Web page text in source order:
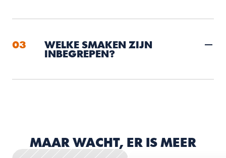
03
WELKE SMAKEN ZIJN
INBEGREPEN?
MAAR WACHT, ER IS MEER